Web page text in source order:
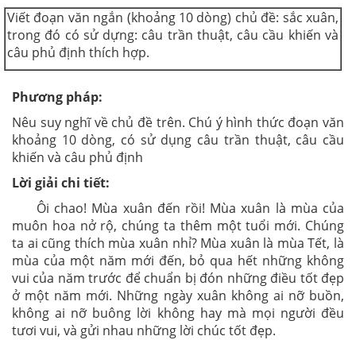
Viết đoạn văn ngắn (khoảng 10 dòng) chủ đề: sắc xuân,
trong đó có sử dựng: câu trần thuật, câu cầu khiến và
câu phủ định thích hợp.
Phương pháp:
Nêu suy nghĩ về chủ đề trên. Chú ý hình thức đoạn văn
khoảng 10 dòng, có sử dụng câu trần thuật, câu cầu
khiến và câu phủ định
Lời giải chi tiết:
Ôi chao! Mùa xuân đến rồi! Mùa xuân là mùa của
muôn hoa nở rộ, chúng ta thêm một tuổi mới. Chúng
ta ai cũng thích mùa xuân nhỉ? Mùa xuân là mùa Tết, là
mùa của một năm mới đến, bỏ qua hết những không
vui của năm trước để chuẩn bị đón những điều tốt đẹp
ở một năm mới. Những ngày xuân không ai nỡ buồn,
không ai nỡ buông lời không hay mà mọi người đều
tươi vui, và gửi nhau những lời chúc tốt đẹp.